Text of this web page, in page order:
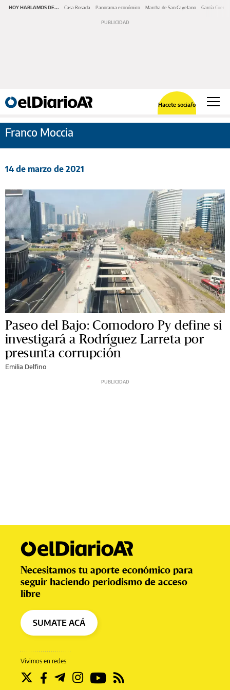
HOY HABLAMOS DE... Casa Rosada Panorama económico Marcha de San Cayetano García Cuerva
Hacete socia/o
Franco Moccia
14 de marzo de 2021
Paseo del Bajo: Comodoro Py define si
investigará a Rodríguez Larreta por
presunta corrupción
Emilia Delfino
Vivimos en redes
Necesitamos tu aporte económico para
seguir haciendo periodismo de acceso
libre
SUMATE ACÁ